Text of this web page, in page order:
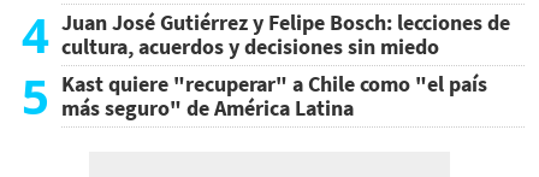
4 Juan José Gutiérrez y Felipe Bosch: lecciones de
cultura, acuerdos y decisiones sin miedo
5 Kast quiere "recuperar" a Chile como "el país
más seguro" de América Latina